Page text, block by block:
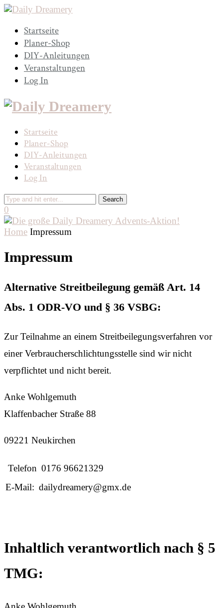
Startseite
Planer-Shop
DIY-Anleitungen
Veranstaltungen
Log In
Startseite
Planer-Shop
DIY-Anleitungen
Veranstaltungen
Log In
0
Home Impressum
Impressum
Alternative Streitbeilegung gemäß Art. 14
Abs. 1 ODR-VO und § 36 VSBG:
Zur Teilnahme an einem Streitbeilegungsverfahren vor
einer Verbraucherschlichtungsstelle sind wir nicht
verpflichtet und nicht bereit.
Anke Wohlgemuth
Klaffenbacher Straße 88
09221 Neukirchen
Telefon 0176 96621329
E-Mail: dailydreamery@gmx.de
Inhaltlich verantwortlich nach § 5
TMG: